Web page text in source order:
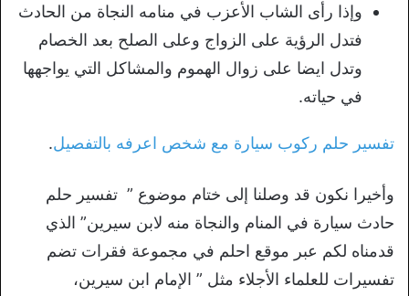
وإذا رأى الشاب الأعزب في منامه النجاة من الحادث
فتدل الرؤية على الزواج وعلى الصلح بعد الخصام
وتدل ايضا على زوال الهموم والمشاكل التي يواجهها
في حياته.
تفسير حلم ركوب سيارة مع شخص اعرفه بالتفصيل.
وأخيرا نكون قد وصلنا إلى ختام موضوع ” تفسير حلم
حادث سيارة في المنام والنجاة منه لابن سيرين” الذي
قدمناه لكم عبر موقع احلم في مجموعة فقرات تضم
تفسيرات للعلماء الأجلاء مثل ” الإمام ابن سيرين،